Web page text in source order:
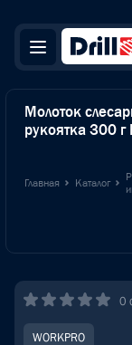
Молоток
рукоятка 300
Главная Каталог
0
WORKPRO